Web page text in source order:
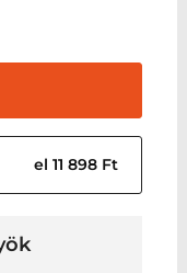
el 11 898 Ft